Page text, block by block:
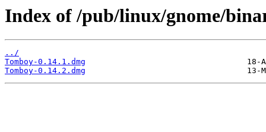
Index of /pub/linux/gnome/
../
Tomboy-0.14.1.dmg
Tomboy-0.14.2.dmg